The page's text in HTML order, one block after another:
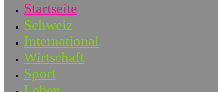
Startseite
Schweiz
International
Wirtschaft
Sport